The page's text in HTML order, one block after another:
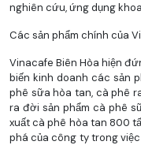
nghiên cứu, ứng dụng
Các sản phẩm chính của
Vinacafe Biên Hòa hiện
biến kinh doanh các sản
phê sữa hòa tan, cà phê
ra đời sản phẩm cà phê
xuất cà phê hòa tan 800
phá của công ty trong